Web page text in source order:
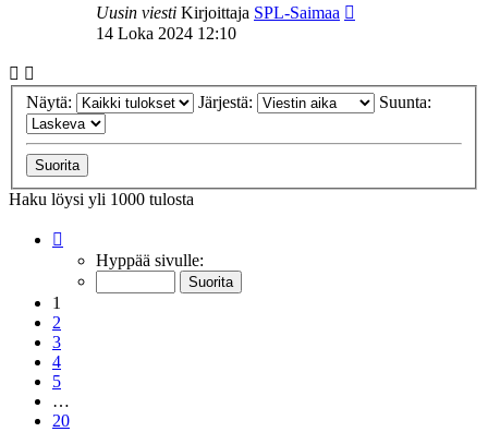
Uusin viesti Kirjoittaja SPL-Saimaa
14 Loka 2024 12:10
Näytä: Järjestä: Suunta:
Haku löysi yli 1000 tulosta
20 Hyppää sivulle:
1
2
3
4
5
…
20